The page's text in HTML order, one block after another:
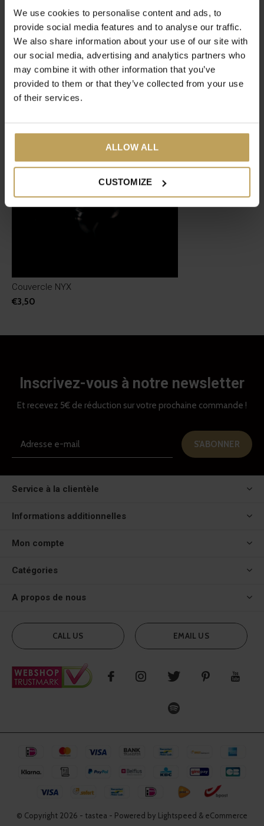
We use cookies to personalise content and ads, to
provide social media features and to analyse our traffic.
We also share information about your use of our site with
our social media, advertising and analytics partners who
may combine it with other information that you’ve
provided to them or that they’ve collected from your use
of their services.
ALLOW ALL
CUSTOMIZE
Évaluations
0/ 5
Articles récents
Couvercle NYX
€3,50
Inscrivez-vous à notre newsletter
Et recevez 5€ de réduction sur votre prochaine commande !
S'ABONNER
Service à la clientèle
Informations additionnelles
Mon compte
Catégories
A propos de nous
CALL US EMAIL US
© Copyright 2026 - tastea - Powered by Lightspeed & eCommerce